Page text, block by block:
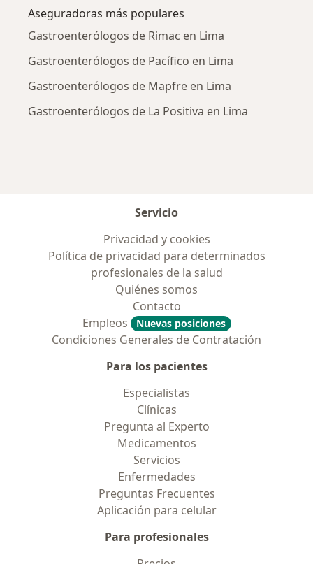
Aseguradoras más populares
Gastroenterólogos de Rimac en Lima
Gastroenterólogos de Pacífico en Lima
Gastroenterólogos de Mapfre en Lima
Gastroenterólogos de La Positiva en Lima
Servicio
Privacidad y cookies
Política de privacidad para determinados
profesionales de la salud
Quiénes somos
Contacto
Empleos
Nuevas posiciones
Condiciones Generales de Contratación
Para los pacientes
Especialistas
Clínicas
Pregunta al Experto
Medicamentos
Servicios
Enfermedades
Preguntas Frecuentes
Aplicación para celular
Para profesionales